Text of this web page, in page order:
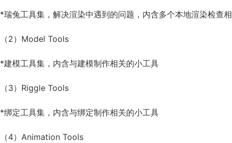
*瑞兔工具集，解决渲染中遇到的问题，内含多个本地渲染检查相
（2）Model Tools
*建模工具集，内含与建模制作相关的小工具
（3）Riggle Tools
*绑定工具集，内含与绑定制作相关的小工具
（4）Animation Tools